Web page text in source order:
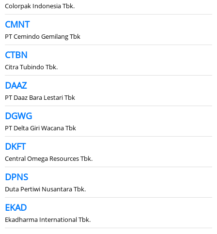
Colorpak Indonesia Tbk.
CMNT
PT Cemindo Gemilang Tbk
CTBN
Citra Tubindo Tbk.
DAAZ
PT Daaz Bara Lestari Tbk
DGWG
PT Delta Giri Wacana Tbk
DKFT
Central Omega Resources Tbk.
DPNS
Duta Pertiwi Nusantara Tbk.
EKAD
Ekadharma International Tbk.